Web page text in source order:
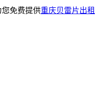
免费提供重庆贝雷片出租